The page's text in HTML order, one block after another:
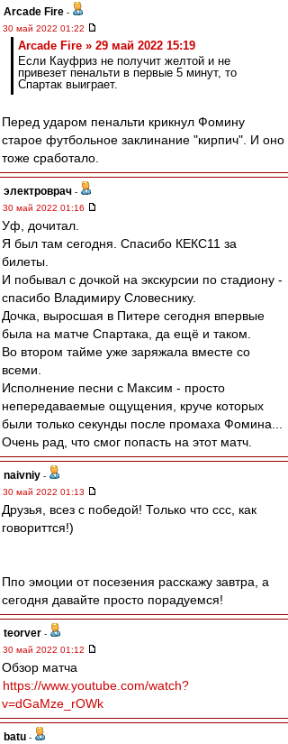
Arcade Fire -
30 май 2022 01:22
Arcade Fire » 29 май 2022 15:19
Если Кауфриз не получит желтой и не
привезет пенальти в первые 5 минут, то
Спартак выиграет.
Перед ударом пенальти крикнул Фомину
старое футбольное заклинание "кирпич". И оно
тоже сработало.
электроврач -
30 май 2022 01:16
Уф, дочитал.
Я был там сегодня. Спасибо КЕКС11 за
билеты.
И побывал с дочкой на экскурсии по стадиону -
спасибо Владимиру Словеснику.
Дочка, выросшая в Питере сегодня впервые
была на матче Спартака, да ещё и таком.
Во втором тайме уже заряжала вместе со
всеми.
Исполнение песни с Максим - просто
непередаваемые ощущения, круче которых
были только секунды после промаха Фомина...
Очень рад, что смог попасть на этот матч.
naivniy -
30 май 2022 01:13
Друзья, всез с победой! Только что ссс, как
говориттся!)
Ппо эмоции от посезения расскажу завтра, а
сегодня давайте просто порадуемся!
teorver -
30 май 2022 01:12
Обзор матча
https://www.youtube.com/watch?
v=dGaMze_rOWk
batu -